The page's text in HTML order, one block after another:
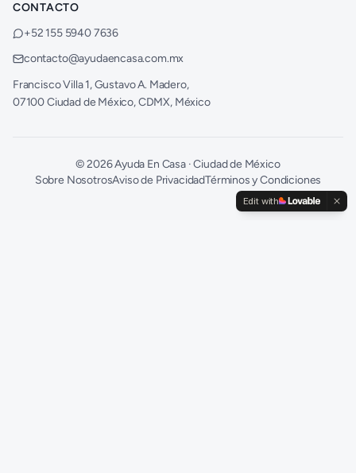
CONTACTO
+52 155 5940 7636
contacto@ayudaencasa.com.mx
Francisco Villa 1, Gustavo A. Madero,
07100 Ciudad de México, CDMX, México
©2026Ayuda En Casa · Ciudad de México
Sobre NosotrosAviso de PrivacidadTérminos y Condiciones
Edit with